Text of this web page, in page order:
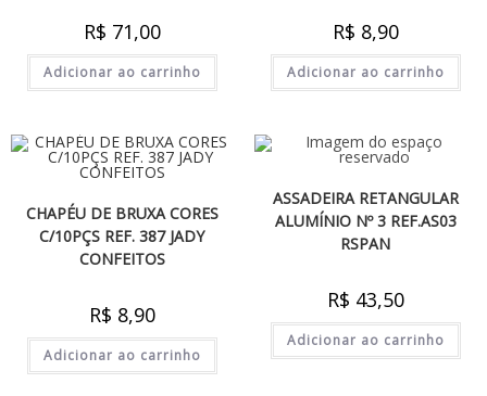
R$ 71,00
Adicionar ao carrinho
R$ 8,90
Adicionar ao carrinho
CHAPÉU DE BRUXA CORES
C/10PÇS REF. 387 JADY
CONFEITOS
R$ 8,90
Adicionar ao carrinho
ASSADEIRA RETANGULAR
ALUMÍNIO Nº 3 REF.AS03
RSPAN
R$ 43,50
Adicionar ao carrinho